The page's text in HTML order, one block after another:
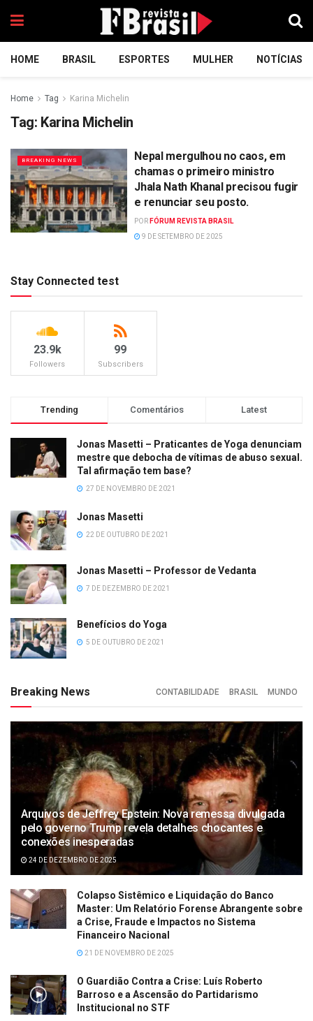
HOME BRASIL ESPORTES MULHER NOTÍCIAS
Home Tag Karina Michelin
Tag: Karina Michelin
BREAKING NEWS
Nepal mergulhou no caos, em
chamas o primeiro ministro
Jhala Nath Khanal precisou fugir
e renunciar seu posto.
POR FÓRUM REVISTA BRASIL
9 DE SETEMBRO DE 2025
Stay Connected test
23.9k
Followers
99
Subscribers
Trending Comentários Latest
Jonas Masetti – Praticantes de Yoga denunciam
mestre que debocha de vítimas de abuso sexual.
Tal afirmação tem base?
27 DE NOVEMBRO DE 2021
Jonas Masetti
22 DE OUTUBRO DE 2021
Jonas Masetti – Professor de Vedanta
7 DE DEZEMBRO DE 2021
Benefícios do Yoga
5 DE OUTUBRO DE 2021
Breaking News CONTABILIDADE BRASIL MUNDO
Arquivos de Jeffrey Epstein: Nova remessa divulgada
pelo governo Trump revela detalhes chocantes e
conexões inesperadas
24 DE DEZEMBRO DE 2025
Colapso Sistêmico e Liquidação do Banco
Master: Um Relatório Forense Abrangente sobre
a Crise, Fraude e Impactos no Sistema
Financeiro Nacional
21 DE NOVEMBRO DE 2025
O Guardião Contra a Crise: Luís Roberto
Barroso e a Ascensão do Partidarismo
Institucional no STF